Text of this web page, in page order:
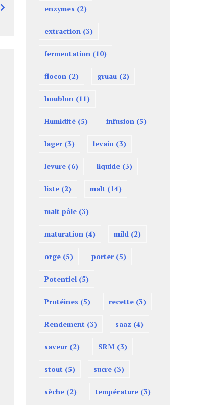
enzymes (2)
extraction (3)
fermentation (10)
flocon (2) gruau (2)
houblon (11)
Humidité (5) infusion (5)
lager (3) levain (3)
levure (6) liquide (3)
liste (2) malt (14)
malt pâle (3)
maturation (4) mild (2)
orge (5) porter (5)
Potentiel (5)
Protéines (5) recette (3)
Rendement (3) saaz (4)
saveur (2) SRM (3)
stout (5) sucre (3)
sèche (2) température (3)